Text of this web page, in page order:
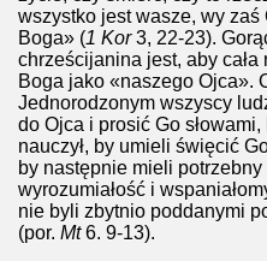
wszystko jest wasze, wy
Boga» (1 Kor3, 22-23).
chrześcijanina jest, aby
Boga jako «naszego Ojca».
Jednorodzonym wszyscy
do Ojca i prosić Go
nauczył, by umieli święcić
by następnie mieli
wyrozumiałość i
nie byli zbytnio poddanymi
(por. Mt6. 9-13).